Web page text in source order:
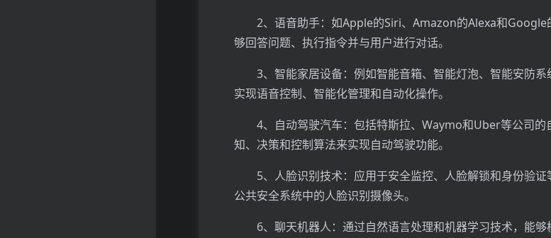
2、语音助手：如Apple的Siri、Amazon的Alexa和
够回答问题、执行指令并与用户进行对话。
3、智能家居设备：例如智能音箱、智能灯泡、智能安防
实现语音控制、智能化管理和自动化操作。
4、自动驾驶汽车：包括特斯拉、Waymo和Uber等公司的
知、决策和控制算法来实现自动驾驶功能。
5、人脸识别技术：应用于安全监控、人脸解锁和身份验
公共安全系统中的人脸识别摄像头。
6、聊天机器人：通过自然语言处理和机器学习技术，能